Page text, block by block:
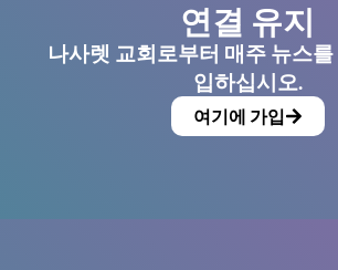
연결 유지
나사렛 교회로부터 매주 뉴스
입하십시오.
여기에 가입